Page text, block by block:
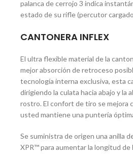
palanca de cerrojo 3 indica
estado de su rifle (percutor
CANTONERA INFLEX
El ultra flexible material de la
mejor absorción de retroceso
tecnología interna exclusiva, esta
dirigiendo la culata hacia abajo y la
rostro. El confort de tiro se mejora
usted mantiene una puntería
Se suministra de origen una anilla
XPR™ para aumentar la longitud de